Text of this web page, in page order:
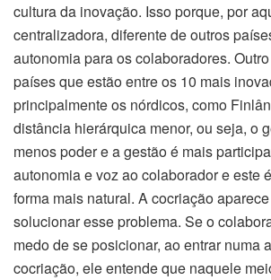
cultura da inovação. Isso porque, por
centralizadora, diferente de outros
autonomia para os colaboradores.
países que estão entre os 10 mais
principalmente os nórdicos, como
distância hierárquica menor, ou seja, o
menos poder e a gestão é mais
autonomia e voz ao colaborador e este
forma mais natural. A cocriação
solucionar esse problema. Se o
medo de se posicionar, ao entrar numa
cocriação, ele entende que naquele